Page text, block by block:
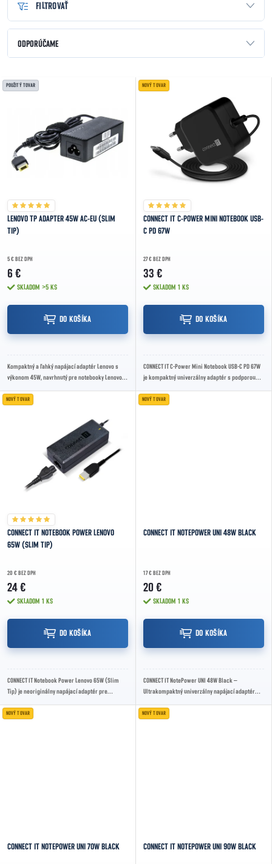
FILTROVAŤ
Radenie produktov
ODPORÚČAME
NAJPREDÁVANEJŠIE
ABECEDNE
Výpis produktov
POUŽITÝ TOVAR
LENOVO TP ADAPTER 45W AC-EU (SLIM
TIP)
5 € BEZ DPH
6 €
SKLADOM >5 KS
DO KOŠÍKA
Kompaktný a ľahký napájací adaptér Lenovo s
výkonom 45W, navrhnutý pre notebooky Lenovo s
NOVÝ TOVAR
CONNECT IT C-POWER MINI NOTEBOOK USB-
C PD 67W
27 € BEZ DPH
33 €
SKLADOM 1 KS
DO KOŠÍKA
CONNECT IT C-Power Mini Notebook USB-C PD 67W
je kompaktný univerzálny adaptér s podporou
NOVÝ TOVAR
CONNECT IT NOTEBOOK POWER LENOVO
65W (SLIM TIP)
20 € BEZ DPH
24 €
SKLADOM 1 KS
DO KOŠÍKA
CONNECT IT Notebook Power Lenovo 65W (Slim
Tip) je neoriginálny napájací adaptér pre
ponúka...
NOVÝ TOVAR
CONNECT IT NOTEPOWER UNI 48W BLACK
17 € BEZ DPH
20 €
SKLADOM 1 KS
DO KOŠÍKA
CONNECT IT NotePower UNI 48W Black –
Ultrakompaktný univerzálny napájací adaptér
nastavením...
NOVÝ TOVAR
CONNECT IT NOTEPOWER UNI 70W BLACK
NOVÝ TOVAR
CONNECT IT NOTEPOWER UNI 90W BLACK